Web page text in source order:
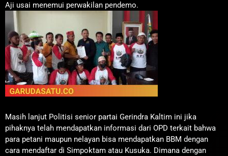
Aji usai menemui perwakilan pendemo.
Masih lanjut Politisi senior partai Gerindra Kaltim ini jika
pihaknya telah mendapatkan informasi dari OPD terkait bahwa
para petani maupun nelayan bisa mendapatkan BBM dengan
cara mendaftar di Simpoktam atau Kusuka. Dimana dengan